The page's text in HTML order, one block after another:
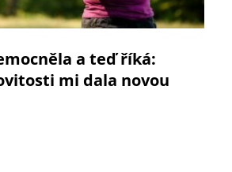
a teď říká:
mi dala novou